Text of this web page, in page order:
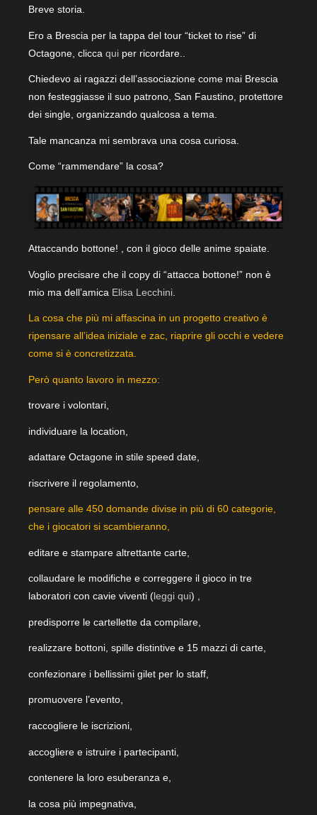
Breve storia.
Ero a Brescia per la tappa del tour “ticket to rise” di
Octagone, clicca qui per ricordare..
Chiedevo ai ragazzi dell’associazione come mai Brescia
non festeggiasse il suo patrono, San Faustino, protettore
dei single, organizzando qualcosa a tema.
Tale mancanza mi sembrava una cosa curiosa.
Come “rammendare” la cosa?
Attaccando bottone! , con il gioco delle anime spaiate.
Voglio precisare che il copy di “attacca bottone!” non è
mio ma dell’amica Elisa Lecchini
La cosa che più mi affascina in un progetto creativo è
ripensare all’idea iniziale e zac, riaprire gli occhi e vedere
come si è concretizzata.
Però quanto lavoro in mezzo:
trovare i volontari,
individuare la location,
adattare Octagone in stile speed date,
riscrivere il regolamento,
pensare alle 450 domande divise in più di 60 categorie,
che i giocatori si scambieranno,
editare e stampare altrettante carte,
collaudare le modifiche e correggere il gioco in tre
laboratori con cavie viventi (leggi qui) ,
predisporre le cartellette da compilare,
realizzare bottoni, spille distintive e 15 mazzi di carte,
confezionare i bellissimi gilet per lo staff,
promuovere l’evento,
raccogliere le iscrizioni,
accogliere e istruire i partecipanti,
contenere la loro esuberanza e,
la cosa più impegnativa,